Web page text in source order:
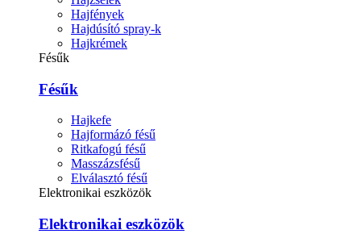
Hajfények
Hajdúsító spray-k
Hajkrémek
Fésűk
Fésűk
Hajkefe
Hajformázó fésű
Ritkafogú fésű
Masszázsfésű
Elválasztó fésű
Elektronikai eszközök
Elektronikai eszközök